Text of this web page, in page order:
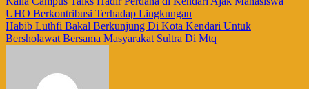
Navigasi
pos
UHO Berkontribusi Terhadap Lingkungan
Habib Luthfi Bakal Berkunjung Di Kota Kendari Untuk
Bersholawat Bersama Masyarakat Sultra Di Mtq